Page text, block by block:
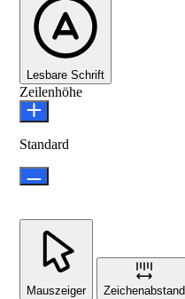
Lesbare Schrift
Zeilenhöhe
Standard
Mauszeiger Zeichenabstand